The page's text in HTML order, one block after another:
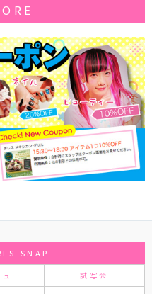
SNAP
ー 試写会